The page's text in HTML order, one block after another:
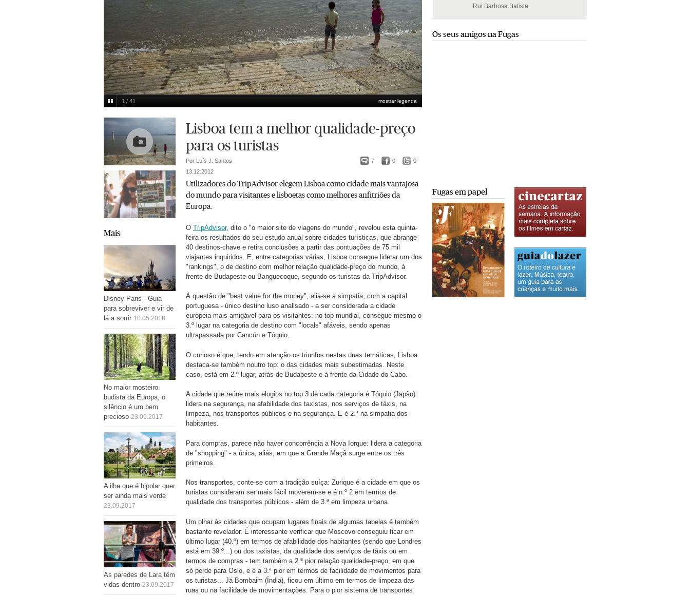
Cais das Colunas
mostrar legenda
1 / 41
Multimedia
Mais
Disney Paris - Guia
para sobreviver e vir de
lá a sorrir 10.05.2018
No maior mosteiro
budista da Europa, o
silêncio é um bem
precioso 23.09.2017
A ilha que é bipolar quer
ser ainda mais verde
23.09.2017
As paredes de Lara têm
vidas dentro 23.09.2017
Lisboa tem a melhor qualidade-preço
para os turistas
7 0 0
Por Luís J. Santos
13.12.2012
Utilizadores do TripAdvisor elegem Lisboa como cidade mais vantajosa
do mundo para visitantes e lisboetas como melhores anfitriões da
Europa.
O TripAdvisor, dito o "o maior site de viagens do mundo", revelou esta quinta-
feira os resultados do seu estudo anual sobre cidades turísticas, que abrange
40 destinos-chave e retira conclusões a partir das pontuações de 75 mil
viajantes inquiridos. E, entre categorias várias, Lisboa consegue liderar um dos
"rankings", o de destino com melhor relação qualidade-preço do mundo, à
frente de Budapeste ou Banguecoque, segundo os turistas da TripAdvisor.
À questão de "best value for the money", alia-se a simpatia, com a capital
portuguesa - único destino luso analisado - a ser considerada a cidade
europeia mais amigável para os visitantes: no top mundial, consegue mesmo o
3.º lugar na categoria de destino com "locals" afáveis, sendo apenas
ultrapassada por Cancún e Tóquio.
O curioso é que, tendo em atenção os triunfos nestas duas temáticas, Lisboa
destaca-se também noutro top: o das cidades mais subestimadas. Neste
caso, está em 2.º lugar, atrás de Budapeste e à frente da Cidade do Cabo.
A cidade que reúne mais elogios no top 3 de cada categoria é Tóquio (Japão):
lidera na segurança, na afabilidade dos taxistas, nos serviços de táxis, na
limpeza, nos transportes públicos e na segurança. E é 2.ª na simpatia dos
habitantes.
Para compras, parece não haver concorrência a Nova Iorque: lidera a categoria
de "shopping" - a única, aliás, em que a Grande Maçã surge entre os três
primeiros.
Nos transportes, conte-se com a tradição suíça: Zurique é a cidade em que os
turistas consideram ser mais fácil moverem-se e é n.º 2 em termos de
qualidade dos transportes públicos - além de 3.ª em limpeza urbana.
Um olhar às cidades que ocupam lugares finais de algumas tabelas é também
bastante revelador. É interessante verificar que Moscovo conseguiu ficar em
último lugar (40.º) em termos de afabilidade dos habitantes (sendo que Londres
está em 39.º...) ou dos taxistas, da qualidade dos serviços de táxis ou em
termos de compras - tem também a 2.ª pior relação qualidade-preço, em que
só perde para Oslo, e é a 3.ª pior em termos de facilidade de movimentos para
os turistas... Já Bombaim (Índia), ficou em último em termos de limpeza das
ruas ou na facilidade de movimentações. Para o pior sistema de transportes
Rui Barbosa Batista
Os seus amigos na Fugas
Fugas em papel